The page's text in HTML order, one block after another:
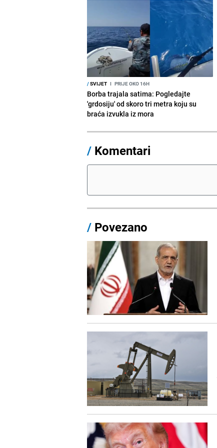
/SVIJET I PRIJE OKO 16H
Borba trajala satima: Pogledajte
'grdosiju' od skoro tri metra koju su
braća izvukla iz mora
/ Komentari
/ Povezano